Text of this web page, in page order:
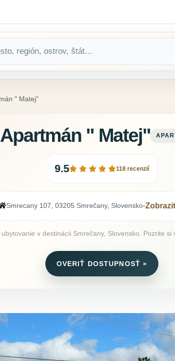
" Matej"
Apartmán " Matej"
9.5 118 recenzií
Smrecany 107, 03205 Smrečany, Slovensko•
v destinácii Smrečany, Slovensko. Pozrite si
OVERIŤ DOSTUPNOSŤ »